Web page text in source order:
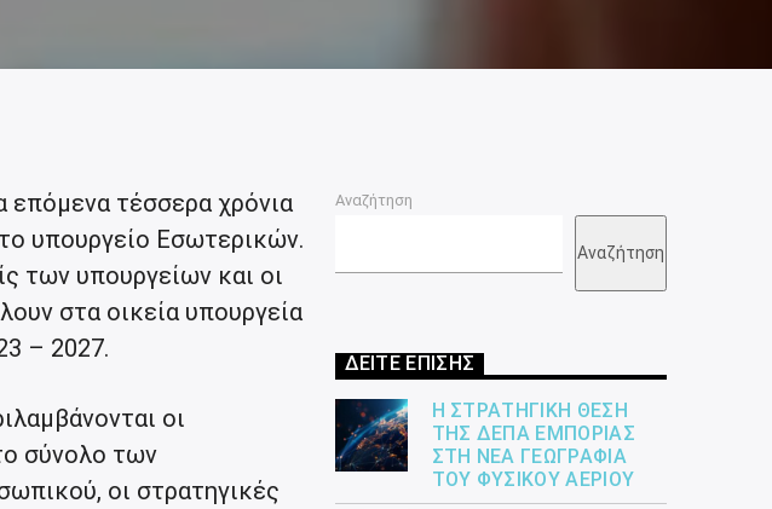
επόμενα τέσσερα χρόνια
υπουργείο Εσωτερικών.
των υπουργείων και οι
στα οικεία υπουργεία
– 2027.
οι
σύνολο των
οι στρατηγικές
Αναζήτηση
Αναζήτηση
ΔΕΙΤΕ ΕΠΙΣΗΣ
Η ΣΤΡΑΤΗΓΙΚΉ ΘΈΣΗ
ΤΗΣ ΔΕΠΑ ΕΜΠΟΡΊΑΣ
ΣΤΗ ΝΈΑ ΓΕΩΓΡΑΦΊΑ
ΤΟΥ ΦΥΣΙΚΟΎ ΑΕΡΊΟΥ